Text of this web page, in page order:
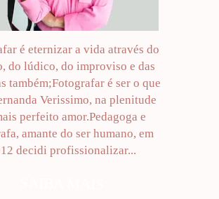
é eternizar a vida através do
do lúdico, do improviso e das
também;Fotografar é ser o que
Verissimo, na plenitude
perfeito amor.Pedagoga e
amante do ser humano, em
decidi profissionalizar...